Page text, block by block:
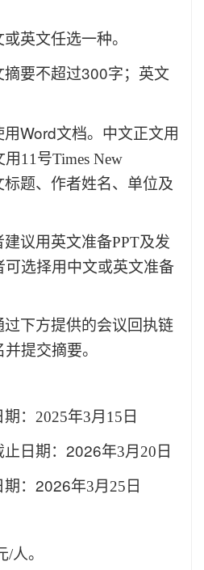
或英文任选一种。
摘要不超过300字；英文
用Word文档。中文正文用
用11 号Times New
标题、作者姓名、单位及
议用英文准备PPT及发
可选择用中文或英文准备
过下方提供的会议回执链
提交摘要。
： 2025年3月 15 日
日期： 2026年3月 20 日
： 2026年3月 25 日
/人。